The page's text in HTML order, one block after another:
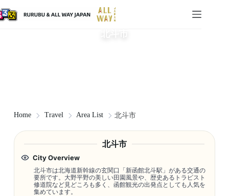
Home Travel Area List 北斗市
北斗市
City Overview
北斗市は北海道新幹線の玄関口「新函館北斗駅」がある交通の
要所です。大野平野の美しい田園風景や、歴史あるトラピスト
修道院など見どころも多く、函館観光の出発点としても人気を
集めています。